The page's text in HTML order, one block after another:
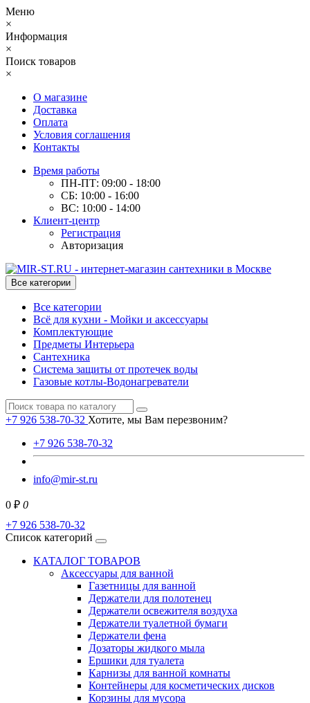
Меню
×
Информация
×
Поиск товаров
×
О магазине
Доставка
Оплата
Условия соглашения
Контакты
Время работы
ПН-ПТ: 09:00 - 18:00
СБ: 10:00 - 16:00
ВС: 10:00 - 14:00
Клиент-центр
Регистрация
Авторизация
Все категории
Все категории
Всё для кухни - Мойки и аксессуары
Комплектующие
Предметы Интерьера
Сантехника
Система защиты от протечек воды
Газовые котлы-Водонагреватели
+7 926 538-70-32 Хотите, мы Вам перезвоним?
+7 926 538-70-32
info@mir-st.ru
0 ₽ 0
+7 926 538-70-32
Список категорий
КАТАЛОГ ТОВАРОВ
Аксессуары для ванной
Газетницы для ванной
Держатели для полотенец
Держатели освежителя воздуха
Держатели туалетной бумаги
Держатели фена
Дозаторы жидкого мыла
Ершики для туалета
Карнизы для ванной комнаты
Контейнеры для косметических дисков
Корзины для мусора